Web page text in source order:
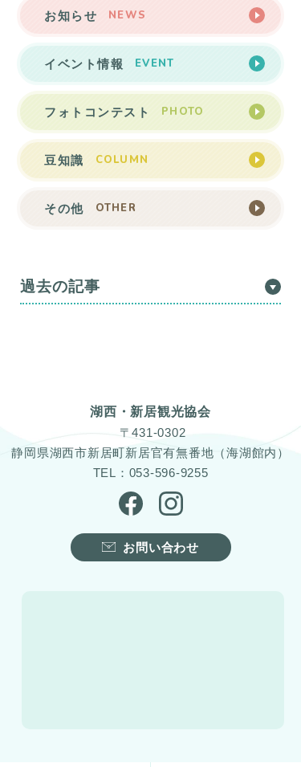
NEWS
お知らせ
EVENT
イベント情報
PHOTO
フォトコンテスト
COLUMN
豆知識
OTHER
その他
過去の記事
湖西・新居観光協会
〒431-0302
静岡県湖西市新居町新居官有無番地（海湖館内）
TEL：053-596-9255
お問い合わせ